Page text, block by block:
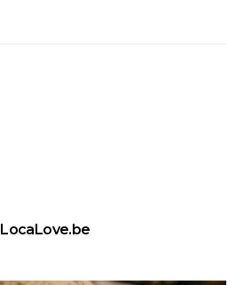
LocaLove.be